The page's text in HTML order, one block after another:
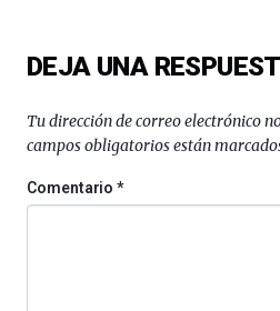
DEJA UNA
Tu dirección de correo electrónico
campos obligatorios están
Comentario*